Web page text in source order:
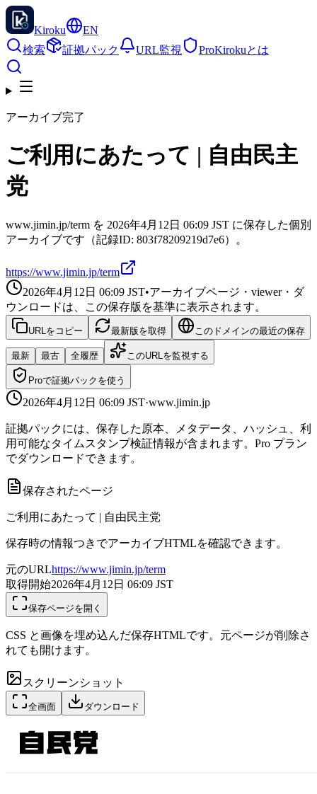
Kiroku
EN
検索
証拠パック URL監視 ProKirokuとは
アーカイブ完了
ご利用にあたって | 自由民主
党
www.jimin.jp/term を 2026年4月12日 06:09 JST に保存した個別
アーカイブです（記録ID: 803f78209219d7e6）。
https://www.jimin.jp/term
2026年4月12日 06:09 JST•アーカイブページ・viewer・ダ
ウンロードは、この保存版を基準に表示されます。
URLをコピー 最新版を取得 このドメインの最近の保存
最新 最古 全履歴 このURLを監視する
Proで証拠パックを使う
2026年4月12日 06:09 JST·www.jimin.jp
証拠パックには、保存した原本、メタデータ、ハッシュ、利
用可能なタイムスタンプ検証情報が含まれます。Pro プラン
でダウンロードできます。
保存されたページ
ご利用にあたって | 自由民主党
保存時の情報つきでアーカイブHTMLを確認できます。
元のURLhttps://www.jimin.jp/term
取得開始2026年4月12日 06:09 JST
保存ページを開く
CSS と画像を埋め込んだ保存HTMLです。元ページが削除さ
れても開けます。
スクリーンショット
全画面 ダウンロード